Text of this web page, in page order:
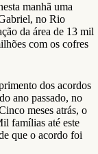
manhã uma
no Rio
da área de 13 mil
com os cofres
dos acordos
ano passado, no
meses atrás, o
famílias até este
que o acordo foi